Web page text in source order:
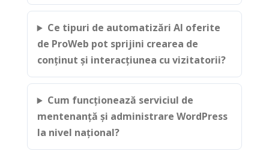
Ce tipuri de automatizări AI oferite
de ProWeb pot sprijini crearea de
conținut și interacțiunea cu vizitatorii?
Cum funcționează serviciul de
mentenanță și administrare WordPress
la nivel național?